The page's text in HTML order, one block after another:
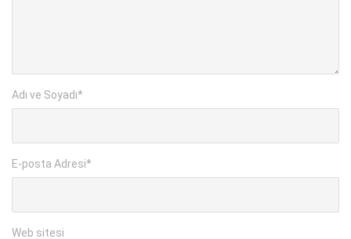
Adı ve Soyadı*
E-posta Adresi*
Web sitesi